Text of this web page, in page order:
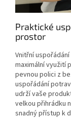
Praktické
prostor
Vnitřní
maximální využití
pevnou polici z
uspořádání
udrží vaše
velkou přihrádku
snadný přístup k